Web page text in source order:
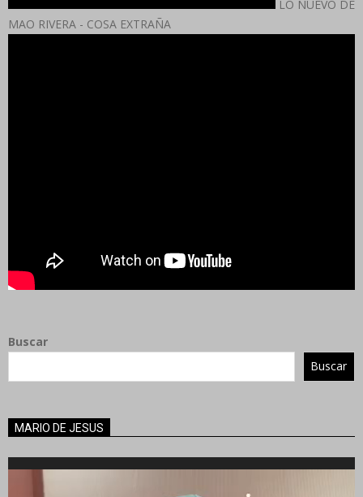
LO NUEVO DE
MAO RIVERA - COSA EXTRAÑA
Buscar
Buscar
MARIO DE JESUS